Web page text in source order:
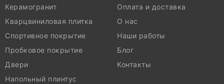
Керамогранит
Кварцвиниловая плитка
Спортивное покрытие
Пробковое покрытие
Двери
Напольный плинтус
Оплата и доставка
О нас
Наши работы
Блог
Контакты